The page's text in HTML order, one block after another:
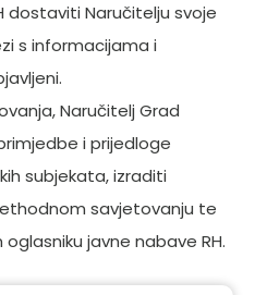
dostaviti Naručitelju svoje
s informacijama i
Naručitelj Grad
i prijedloge
subjekata, izraditi
savjetovanju te
javne nabave RH.